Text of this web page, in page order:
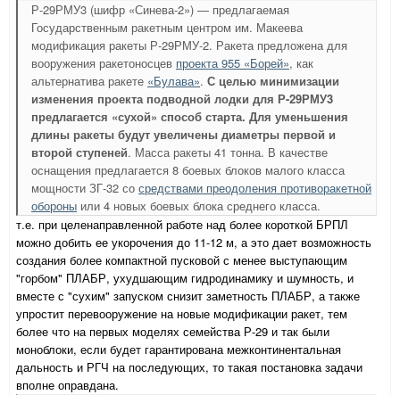
Р-29РМУ3 (шифр «Синева-2») — предлагаемая
Государственным ракетным центром им. Макеева
модификация ракеты Р-29РМУ-2. Ракета предложена для
вооружения ракетоносцев проекта 955 «Борей», как
альтернатива ракете «Булава». С целью минимизации
изменения проекта подводной лодки для Р-29РМУ3
предлагается «сухой» способ старта. Для уменьшения
длины ракеты будут увеличены диаметры первой и
второй ступеней. Масса ракеты 41 тонна. В качестве
оснащения предлагается 8 боевых блоков малого класса
мощности ЗГ-32 со средствами преодоления противоракетной
обороны или 4 новых боевых блока среднего класса.
т.е. при целенаправленной работе над более короткой БРПЛ
можно добить ее укорочения до 11-12 м, а это дает возможность
создания более компактной пусковой с менее выступающим
"горбом" ПЛАБР, ухудшающим гидродинамику и шумность, и
вместе с "сухим" запуском снизит заметность ПЛАБР, а также
упростит перевооружение на новые модификации ракет, тем
более что на первых моделях семейства Р-29 и так были
моноблоки, если будет гарантирована межконтинентальная
дальность и РГЧ на последующих, то такая постановка задачи
вполне оправдана.